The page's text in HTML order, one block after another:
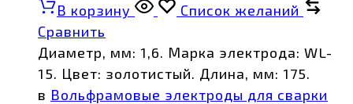
В корзину
Список желаний
Сравнить
Диаметр, мм: 1,6. Марка электрода: WL-
15. Цвет: золотистый. Длина, мм: 175.
в Вольфрамовые электроды для сварки